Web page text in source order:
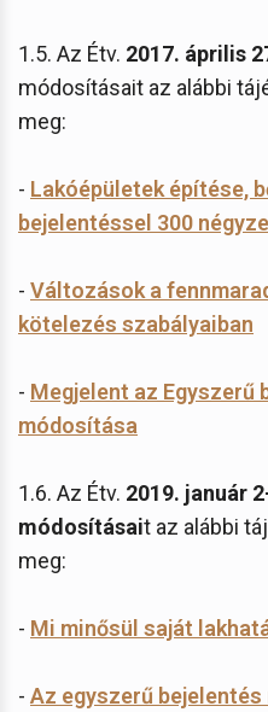
1.5. Az Étv. 2017. április
módosításait az alábbi
meg:
- Lakóépületek építése,
bejelentéssel 300
- Változások a
kötelezés szabályaiban
- Megjelent az Egyszerű
módosítása
1.6. Az Étv. 2019. január
módosításait az alábbi
meg:
- Mi minősül saját
- Az egyszerű